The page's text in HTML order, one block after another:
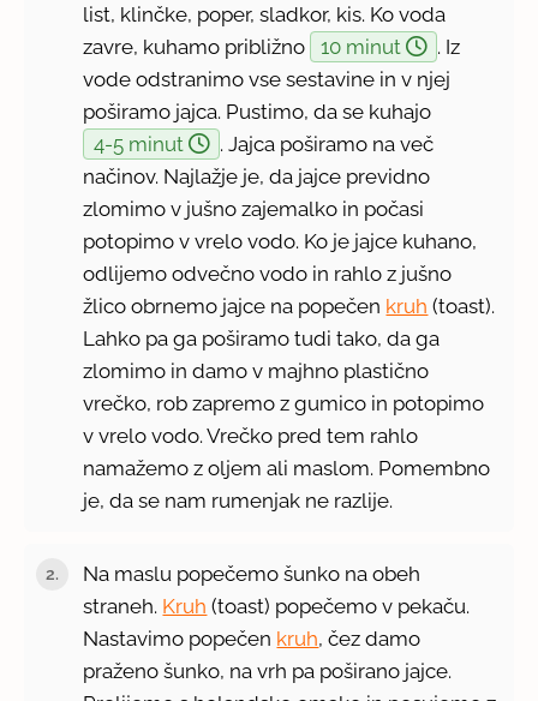
list, klinčke, poper, sladkor, kis. Ko voda
zavre, kuhamo približno
10 minut
. Iz
vode odstranimo vse sestavine in v njej
poširamo jajca. Pustimo, da se kuhajo
4-5 minut
. Jajca poširamo na več
načinov. Najlažje je, da jajce previdno
zlomimo v jušno zajemalko in počasi
potopimo v vrelo vodo. Ko je jajce kuhano,
odlijemo odvečno vodo in rahlo z jušno
žlico obrnemo jajce na popečen kruh (toast).
Lahko pa ga poširamo tudi tako, da ga
zlomimo in damo v majhno plastično
vrečko, rob zapremo z gumico in potopimo
v vrelo vodo. Vrečko pred tem rahlo
namažemo z oljem ali maslom. Pomembno
je, da se nam rumenjak ne razlije.
Na maslu popečemo šunko na obeh
straneh. Kruh (toast) popečemo v pekaču.
Nastavimo popečen kruh, čez damo
praženo šunko, na vrh pa poširano jajce.